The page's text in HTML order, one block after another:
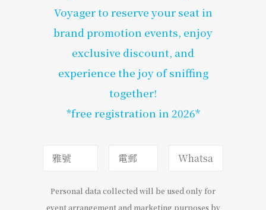
Voyager to reserve your seat in
brand promotion events, enjoy
exclusive discount, and
experience the joy of sniffing
together!
*free registration in 2026*
Personal data collected will be used only for
event arrangement and marketing purposes by